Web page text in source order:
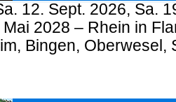
12. Sept. 2026, Sa.
2028 – Rhein in
Bingen, Oberwesel,